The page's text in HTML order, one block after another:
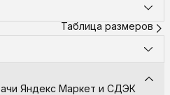
Таблица размеров
Яндекс Маркет и СДЭК